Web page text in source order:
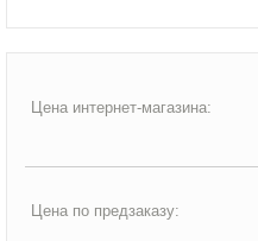
Цена интернет-магазина:
Цена по предзаказу: